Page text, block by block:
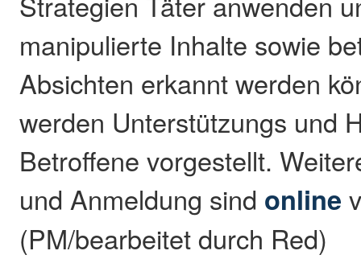
manipulierte Inhalte sowie
Absichten erkannt werden
werden Unterstützungs und
Betroffene vorgestellt.
und Anmeldung sind online
(PM/bearbeitet durch Red)